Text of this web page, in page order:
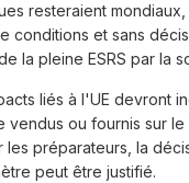
resteraient
conditions et sans
la pleine ESRS par la
liés à l'UE devront
ou fournis sur
les préparateurs, la
peut être justifié.